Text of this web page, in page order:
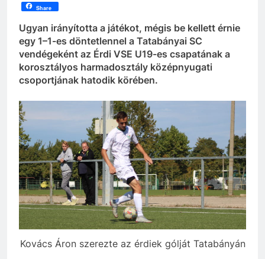
Share
Ugyan irányította a játékot, mégis be kellett érnie
egy 1–1-es döntetlennel a Tatabányai SC
vendégeként az Érdi VSE U19-es csapatának a
korosztályos harmadosztály középnyugati
csoportjának hatodik körében.
Kovács Áron szerezte az érdiek gólját Tatabányán